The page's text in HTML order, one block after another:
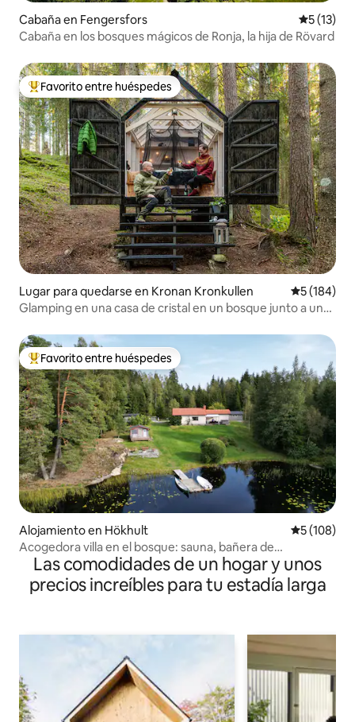
Cabaña en Fengersfors
5 (13)
Cabaña en los bosques mágicos de Ronja, la hija de Rövard
Favorito entre los huéspedes más destacados
Favorito entre huéspedes
Lugar para quedarse en Kronan Kronkullen
5 (184)
Glamping en una casa de cristal en un bosque junto a un
Favorito entre los huéspedes más destacados
Favorito entre huéspedes
Alojamiento en Hökhult
5 (108)
Acogedora villa en el bosque: sauna, bañera de
hidromasaje y muelle privado
Las comodidades de un hogar y unos
precios increíbles para tu estadía larga